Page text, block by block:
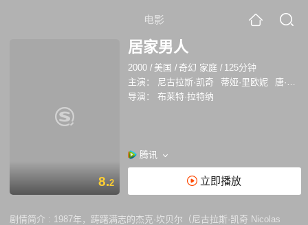
电影
8.2
居家男人
2000 / 美国 / 奇幻 家庭 / 125分钟
主演：
尼古拉斯·凯奇 蒂娅·里欧妮
唐·钱德尔
导演：
布莱特·拉特纳
腾讯
立即播放
剧情简介 : 1987年，踌躇满志的杰克·坎贝尔（尼古拉斯·凯奇 Nicolas